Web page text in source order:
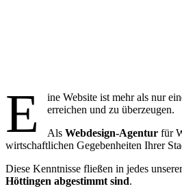
E ine Website ist mehr als nur
erreichen und zu überzeugen.
Als Webdesign-Agentur für
wirtschaftlichen Gegebenheiten Ihrer
Diese Kenntnisse fließen in jedes
Höttingen abgestimmt sind.